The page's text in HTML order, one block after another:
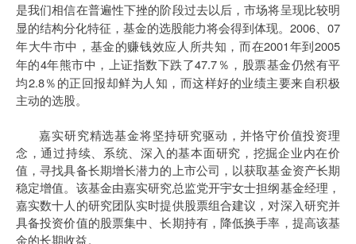
是我们相信在普遍性下挫的阶段过去以后，市场将呈现比较明
显的结构分化特征，基金的选股能力将会得到体现。 2006 07
年大牛市中，基金的赚钱效应人所共知，而在2001 年到2005
年的4年熊市中，上证指数下跌了47.7 ％，股票基金仍然有平
均2.8％的正回报却鲜为人知，而这样好的业绩主要来自积极
主动的选股。
嘉实研究精选基金将坚持研究驱动，并恪守价值投资理
念，通过持续、系统、深入的基本面研究，挖掘企业内在价
值，寻找具备长期增长潜力的上市公司，以获取基金资产长期
稳定增值。该基金由嘉实研究总监党开宇女士担纲基金经理，
嘉实数十人的研究团队实时提供股票组合建议，对深入研究并
具备投资价值的股票集中、长期持有，降低换手率，提高该基
金的长期收益。